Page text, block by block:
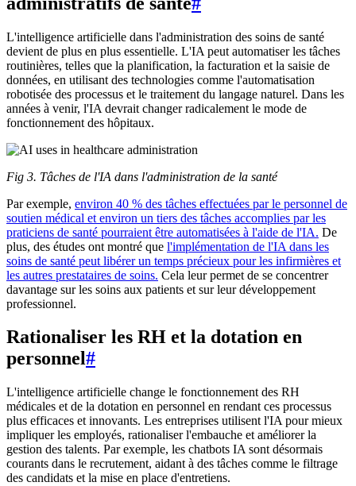
L'intelligence artificielle dans l'administration des soins de santé
devient de plus en plus essentielle. L'IA peut automatiser les tâches
routinières, telles que la planification, la facturation et la saisie de
données, en utilisant des technologies comme l'automatisation
robotisée des processus et le traitement du langage naturel. Dans les
années à venir, l'IA devrait changer radicalement le mode de
fonctionnement des hôpitaux.
Fig 3. Tâches de l'IA dans l'administration de la santé
Par exemple, environ 40 % des tâches effectuées par le personnel de
soutien médical et environ un tiers des tâches accomplies par les
praticiens de santé pourraient être automatisées à l'aide de l'IA. De
plus, des études ont montré que l'implémentation de l'IA dans les
soins de santé peut libérer un temps précieux pour les infirmières et
les autres prestataires de soins. Cela leur permet de se concentrer
davantage sur les soins aux patients et sur leur développement
professionnel.
Rationaliser les RH et la dotation en
personnel#
L'intelligence artificielle change le fonctionnement des RH
médicales et de la dotation en personnel en rendant ces processus
plus efficaces et innovants. Les entreprises utilisent l'IA pour mieux
impliquer les employés, rationaliser l'embauche et améliorer la
gestion des talents. Par exemple, les chatbots IA sont désormais
courants dans le recrutement, aidant à des tâches comme le filtrage
des candidats et la mise en place d'entretiens.